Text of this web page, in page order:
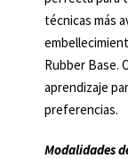
técnicas más
Rubber Base.
aprendizaje
preferencias.
Modalidades